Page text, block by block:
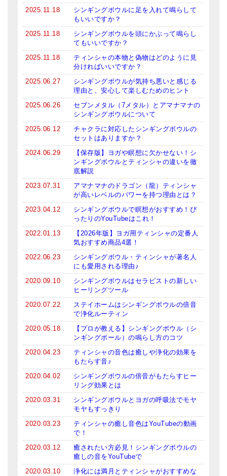
ベーシック・ティンシャ（4種）
ティンシャケース
チベット・真マントラ香
お香定期購入（ラクとくサブスク）
チベット高僧のオラクルカード
シンギングボウル入門本・CD
アウトレット
神々とつながるジュエリー
ヒーリング・マンダラポスター
ロゴステッカー・ポストカード各種
亡命チベット人尼僧のお守り・チャーム
チベット・マントラ・ヒーリングCD
ギフトラッピング
シンギングボウル講座
倍音呼吸法レッスン
中級講座
上級講座
ビギナー講師・養成講座
アマナマナとは
2025.11.18
シンギングボウルに足を入れて鳴らして
もいいですか？
2025.11.18
シンギングボウルを頭にかぶって鳴らし
てもいいですか？
2025.11.18
ティンシャの本物と偽物はどのように見
分ければいいですか？
2025.06.27
シンギングボウルが気持ち悪いと感じる
理由と、安心して楽しむためのヒント
2025.06.26
セブンメタル（7メタル）とアマナマナの
シンギングボウルについて
2025.06.12
チャクラに対応したシンギングボウルの
セットはありますか？
2024.06.29
【保存版】ヨガや瞑想に欠かせない！シ
ンギングボウルとティンシャの違いを徹
底解説
2023.07.31
アマナマナのドラゴン（龍）ティンシャ
が高いレベルのパワーを持つ理由とは？
2023.04.12
シンギングボウルで瞑想がおすすめ！ぴ
ったりのYouTubeはこれ！
2022.01.13
【2026年版】ヨガ用ティンシャの定番人
気おすすめ商品4選！
2022.06.23
シンギングボウル・ティンシャが著名人
にも愛用される理由♪
2020.09.10
シンギングボウルはセラピストの新しい
ヒーリングツール
2020.07.22
ステイホームはシンギングボウルの倍音
で浄化ルーティン
2020.05.18
【プロが教える】シンギングボウル（シ
ンギングボール）の鳴らし方のコツ
2020.04.23
ティンシャの音色は癒しや浄化の効果を
もたらす音♪
2020.04.02
シンギングボウルの倍音がもたらすヒー
リング効果とは
2020.03.31
シンギングボウルとヨガの呼吸法でモヤ
モヤもすっきり
2020.03.23
ティンシャの癒し音色はYouTubeの動画
で！
2020.03.12
癒されたい方必見！シンギングボウルの
癒しの音をYouTubeで
2020.03.10
浄化には満月とティンシャがおすすめな